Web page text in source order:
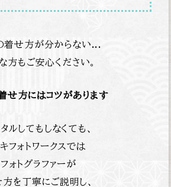
着せ方が分からない...
方もご安心ください。
せ方にはコツがあります
ルしてもしなくても、
フォトワークスでは
フォトグラファーが
を丁寧にご説明し、